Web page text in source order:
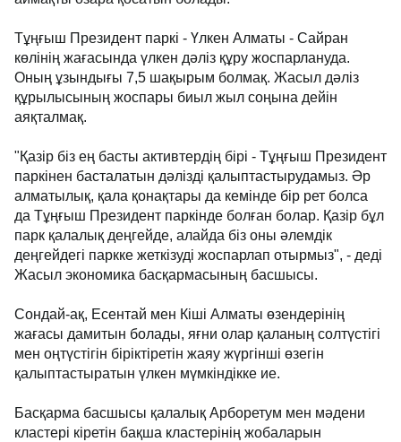
Тұңғыш Президент паркі - Үлкен Алматы - Сайран
көлінің жағасында үлкен дәліз құру жоспарлануда.
Оның ұзындығы 7,5 шақырым болмақ. Жасыл дәліз
құрылысының жоспары биыл жыл соңына дейін
аяқталмақ.
"Қазір біз ең басты активтердің бірі - Тұңғыш Президент
паркінен басталатын дәлізді қалыптастырудамыз. Әр
алматылық, қала қонақтары да кемінде бір рет болса
да Тұңғыш Президент паркінде болған болар. Қазір бұл
парк қалалық деңгейде, алайда біз оны әлемдік
деңгейдегі паркке жеткізуді жоспарлап отырмыз", - деді
Жасыл экономика басқармасының басшысы.
Сондай-ақ, Есентай мен Кіші Алматы өзендерінің
жағасы дамитын болады, яғни олар қаланың солтүстігі
мен оңтүстігін біріктіретін жаяу жүргінші өзегін
қалыптастыратын үлкен мүмкіндікке ие.
Басқарма басшысы қалалық Арборетум мен мәдени
кластері кіретін бақша кластерінің жобаларын